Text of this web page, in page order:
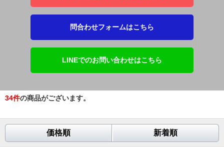
問合わせフォームはこちら
LINEでのお問い合わせはこちら
34件の商品がございます。
価格順 新着順